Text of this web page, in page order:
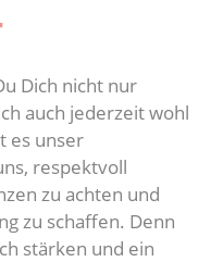
Junioren
Herren
Hobby
Dies &
Dich nicht nur
auch jederzeit wohl
es unser
respektvoll
zu achten und
zu schaffen. Denn
stärken und ein